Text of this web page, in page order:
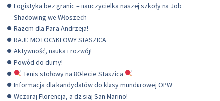
Logistyka bez granic – nauczycielka naszej szkoły na Job
Shadowing we Włoszech
Razem dla Pana Andrzeja!
RAJD MOTOCYKLOWY STASZICA
Aktywność, nauka i rozwój!
Powód do dumy!
Tenis stołowy na 80-lecie Staszica
Informacja dla kandydatów do klasy mundurowej OPW
Wczoraj Florencja, a dzisiaj San Marino!